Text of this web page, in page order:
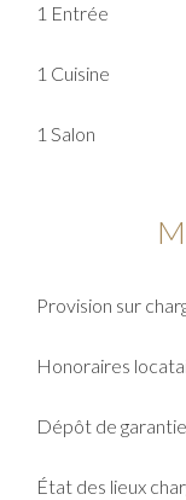
1 Entrée
1 Cuisine
1 Salon
Provision sur
Honoraires
Dépôt de garantie
État des lieux